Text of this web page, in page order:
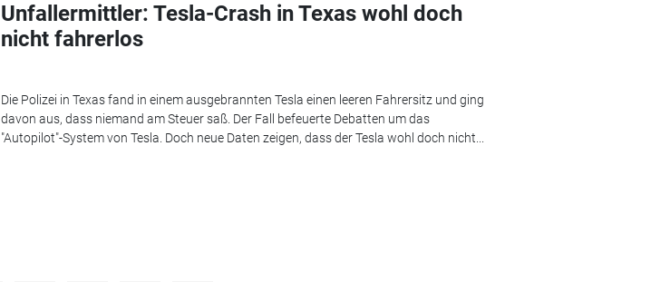
Unfallermittler: Tesla-Crash in Texas wohl doch
nicht fahrerlos
Die Polizei in Texas fand in einem ausgebrannten Tesla einen leeren Fahrersitz und ging
davon aus, dass niemand am Steuer saß. Der Fall befeuerte Debatten um das
"Autopilot"-System von Tesla. Doch neue Daten zeigen, dass der Tesla wohl doch nicht...